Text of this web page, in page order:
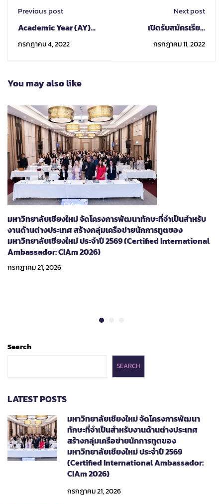
Previous post
Academic Year (AY)
Student Application
กรกฎาคม 4, 2022
Next post
เปิดรับสมัครเรียน
หลักสูตร ครูสมาธิ รุ่นที่
48
กรกฎาคม 11, 2022
You may also like
มหาวิทยาลัยเชียงใหม่ จัดโครงการพัฒนาทักษะที่จำเป็นสำหรับ
งานด้านต่างประเทศ สร้างกลุ่มเครือข่ายนักการทูตของ
มหาวิทยาลัยเชียงใหม่ ประจำปี 2569 (Certified International
Ambassador: CIAm 2026)
กรกฎาคม 21, 2026
Search
SEARCH
LATEST POSTS
มหาวิทยาลัยเชียงใหม่ จัดโครงการพัฒนา
ทักษะที่จำเป็นสำหรับงานด้านต่างประเทศ
สร้างกลุ่มเครือข่ายนักการทูตของ
มหาวิทยาลัยเชียงใหม่ ประจำปี 2569
(Certified International Ambassador:
CIAm 2026)
กรกฎาคม 21, 2026